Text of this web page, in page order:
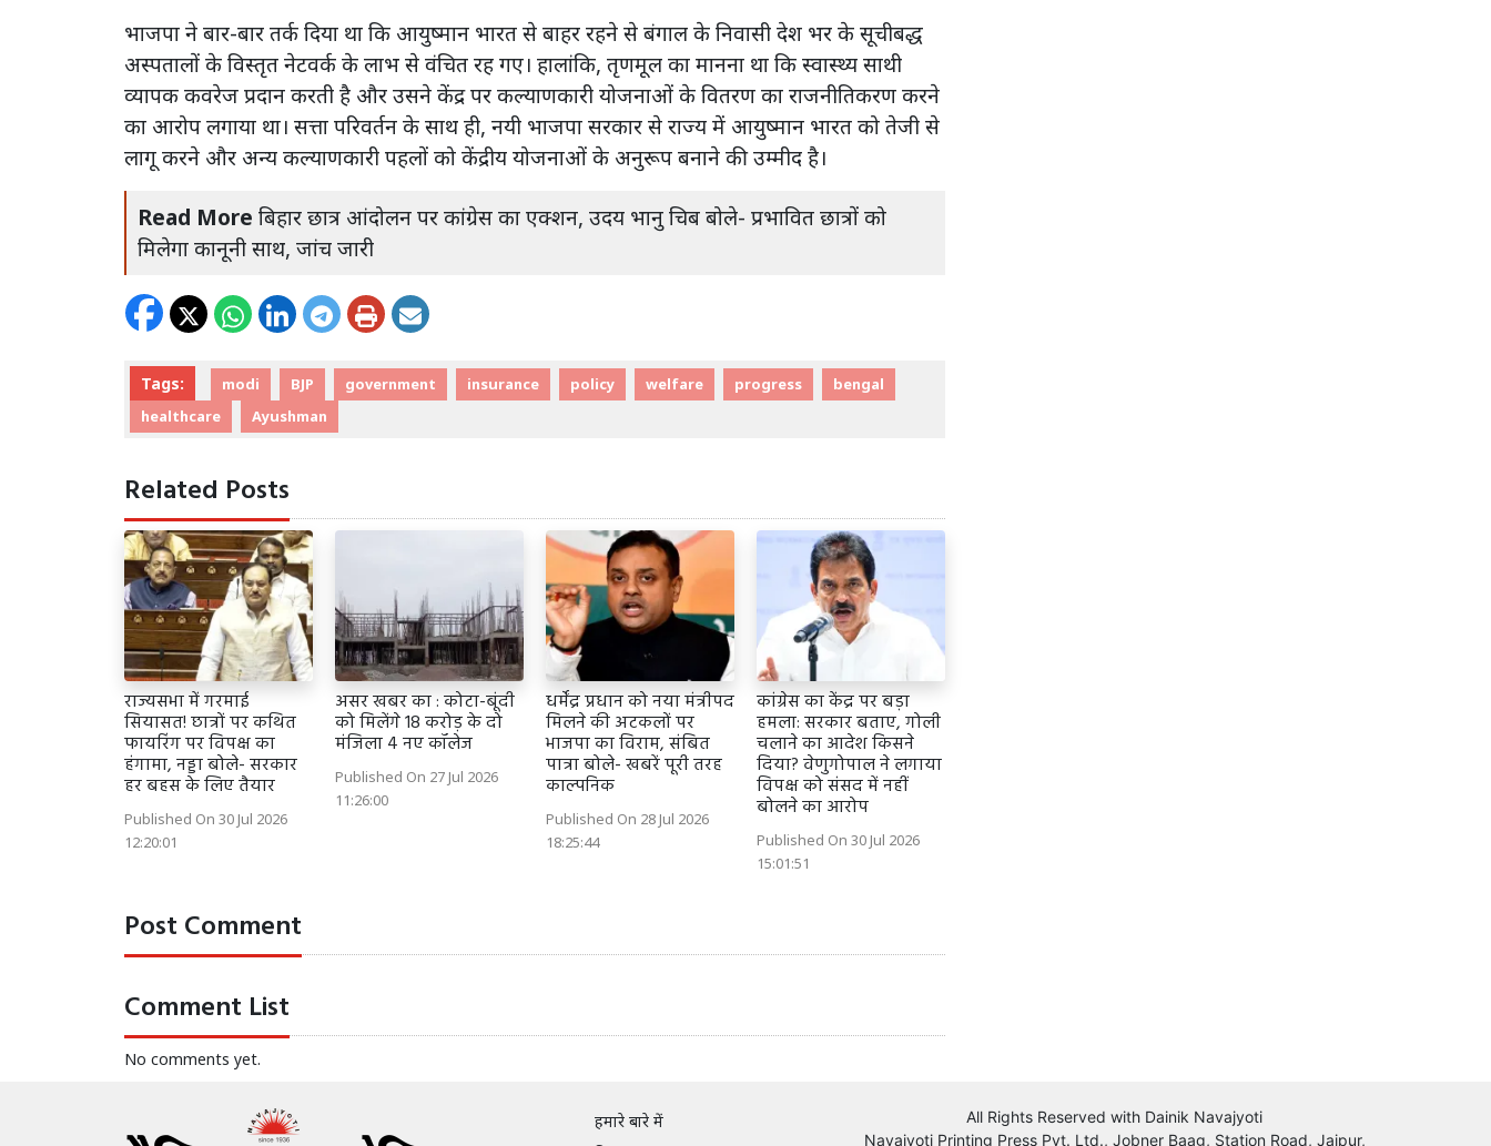
भाजपा ने बार-बार तर्क दिया था कि आयुष्मान भारत से बाहर रहने से बंगाल के निवासी देश भर के सूचीबद्ध
अस्पतालों के विस्तृत नेटवर्क के लाभ से वंचित रह गए। हालांकि, तृणमूल का मानना था कि स्वास्थ्य साथी
व्यापक कवरेज प्रदान करती है और उसने केंद्र पर कल्याणकारी योजनाओं के वितरण का राजनीतिकरण करने
का आरोप लगाया था। सत्ता परिवर्तन के साथ ही, नयी भाजपा सरकार से राज्य में आयुष्मान भारत को तेजी से
लागू करने और अन्य कल्याणकारी पहलों को केंद्रीय योजनाओं के अनुरूप बनाने की उम्मीद है।
Read More बिहार छात्र आंदोलन पर कांग्रेस का एक्शन, उदय भानु चिब बोले- प्रभावित छात्रों को
मिलेगा कानूनी साथ, जांच जारी
Tags: modi BJP government insurance policy welfare progress
bengal
healthcare
Ayushman
Related Posts
राज्यसभा में गरमाई
सियासत! छात्रों पर कथित
फायरिंग पर विपक्ष का
हंगामा, नड्डा बोले- सरकार
हर बहस के लिए तैयार
Published On 30 Jul 2026
12:20:01
असर खबर का : कोटा-बूंदी
को मिलेंगे 18 करोड़ के दो
मंजिला 4 नए कॉलेज
Published On 27 Jul 2026
11:26:00
धर्मेंद्र प्रधान को नया मंत्रीपद
मिलने की अटकलों पर
भाजपा का विराम, संबित
पात्रा बोले- खबरें पूरी तरह
काल्पनिक
Published On 28 Jul 2026
18:25:44
कांग्रेस का केंद्र पर बड़ा
हमला: सरकार बताए, गोली
चलाने का आदेश किसने
दिया? वेणुगोपाल ने लगाया
विपक्ष को संसद में नहीं
बोलने का आरोप
Published On 30 Jul 2026
15:01:51
Post Comment
Comment List
No comments yet.
हमारे बारे में
All Rights Reserved with Dainik Navajyoti
Navajyoti Printing Press Pvt. Ltd., Jobner Baag, Station Road, Jaipur,